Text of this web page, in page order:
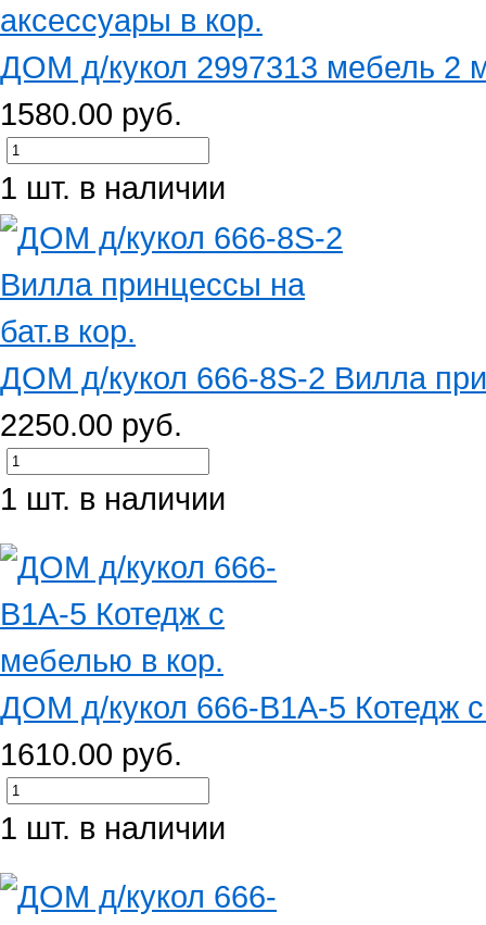
ДОМ д/кукол 2997313 мебель 2
1580.00 руб.
1 шт. в наличии
ДОМ д/кукол 666-8S-2 Вилла
2250.00 руб.
1 шт. в наличии
ДОМ д/кукол 666-B1A-5 Котедж
1610.00 руб.
1 шт. в наличии